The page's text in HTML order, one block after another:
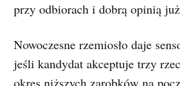
przy odbiorach i dobrą opinią
Nowoczesne rzemiosło daje
jeśli kandydat akceptuje trzy
okres niższych zarobków na